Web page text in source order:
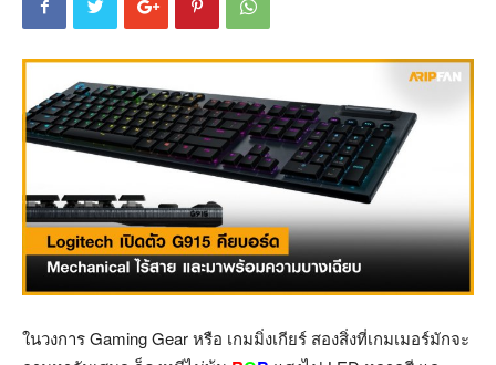
ในวงการ Gaming Gear หรือ เกมมิ่งเกียร์ สองสิ่งที่เกมเมอร์มักจะ